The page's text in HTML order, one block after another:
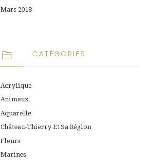
Mars 2018
CATÉGORIES
Acrylique
Animaux
Aquarelle
Château-Thierry Et Sa Région
Fleurs
Marines